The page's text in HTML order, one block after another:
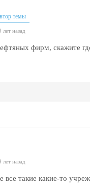
темы
назад
фирм, скажите
назад
все такие какие-то